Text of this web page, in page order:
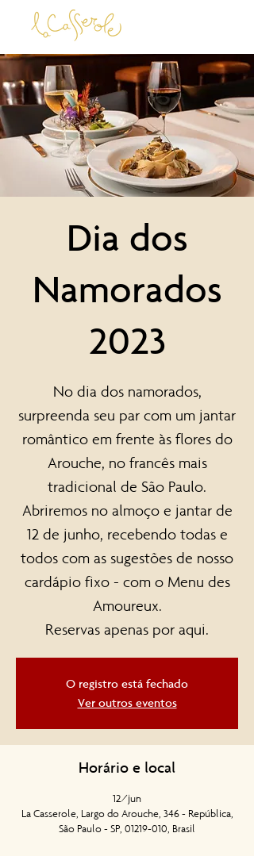
Dia dos
Namorados
2023
No dia dos namorados,
surpreenda seu par com um jantar
romântico em frente às flores do
Arouche, no francês mais
tradicional de São Paulo.
Abriremos no almoço e jantar de
12 de junho, recebendo todas e
todos com as sugestões de nosso
cardápio fixo - com o Menu des
Amoureux.
Reservas apenas por aqui.
O registro está fechado
Ver outros eventos
Horário e local
12/jun
La Casserole, Largo do Arouche, 346 - República,
São Paulo - SP, 01219-010, Brasil